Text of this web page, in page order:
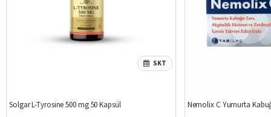
SKT
Solgar L-Tyrosine 500 mg 50 Kapsül Nemolix C Yumurta